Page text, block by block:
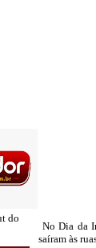
do
No Dia da
saíram às